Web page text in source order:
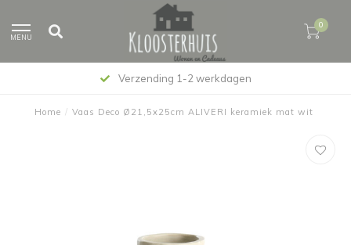
MENU
0
Verzending 1-2 werkdagen
Home / Vaas Deco Ø21,5x25cm ALIVERI keramiek mat wit